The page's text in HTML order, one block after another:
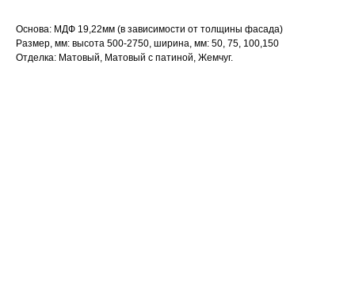
Основа: МДФ 19,22мм (в зависимости от толщины фасада)
Размер, мм: высота 500-2750, ширина, мм: 50, 75, 100,150
Отделка: Матовый, Матовый с патиной, Жемчуг.